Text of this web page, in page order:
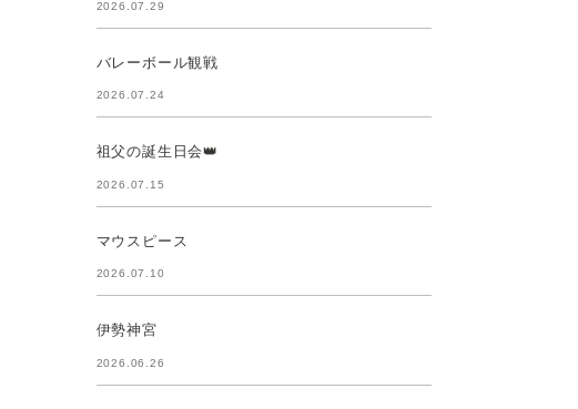
2026.07.29
バレーボール観戦
2026.07.24
祖父の誕生日会👑
2026.07.15
マウスピース
2026.07.10
伊勢神宮
2026.06.26